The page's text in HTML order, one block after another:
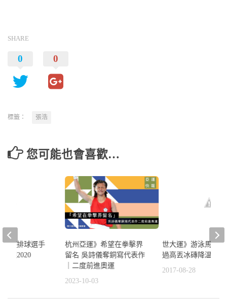
SHARE
0 0
標籤： 張浩
您可能也會喜歡…
杭州亞運》希望在拳擊界
留名 吳詩儀奪銅寫代表作
｜二度前進奧運
2023-10-03
世大運》游泳馬拉
過高丟冰磚降溫
2017-08-28
田徑排球選手
放眼2020